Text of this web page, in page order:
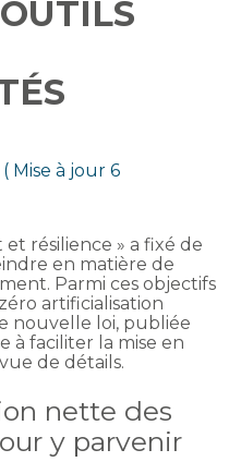
( Mise à jour 6
et résilience » a fixé de
en matière de
Parmi ces objectifs
artificialisation
nouvelle loi, publiée
à faciliter la mise en
de détails.
nette des
y parvenir